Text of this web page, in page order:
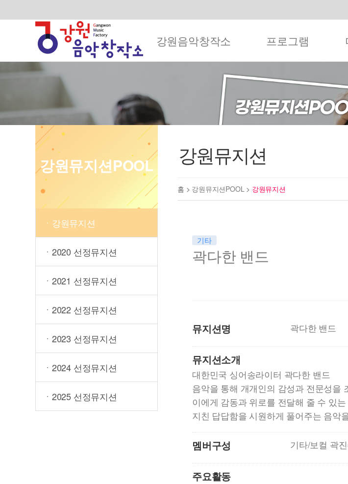
강원음악창작소 프로그램
강원뮤지션POOL
ㆍ강원뮤지션
ㆍ2020 선정뮤지션
ㆍ2021 선정뮤지션
ㆍ2022 선정뮤지션
ㆍ2023 선정뮤지션
ㆍ2024 선정뮤지션
ㆍ2025 선정뮤지션
강원뮤지션
홈 > 강원뮤지션POOL > 강원뮤지션
기타
곽다한 밴드
뮤지션명 곽다한 밴드
뮤지션소개
대한민국 싱어송라이터 곽다한 밴드
음악을 통해 개개인의 감성과 전문성을
이에게 감동과 위로를 전달해 줄 수 있
지친 답답함을 시원하게 풀어주는 음악
멤버구성 기타/보컬 곽
주요활동